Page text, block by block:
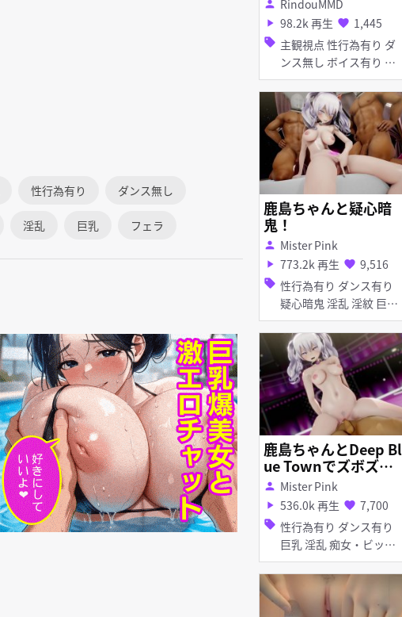
性行為有り ダンス無し
淫乱 巨乳 フェラ
person RindouMMD
play_arrow 98.2k 再生 favorite 1,445
sell 主観視点 性行為有り ダ
ンス無し ボイス有り ぽ
んぷ長式モデル イチャラ
ブ・あまあま 巨乳 フェ
ラ
鹿島ちゃんと疑心暗
鬼！
person Mister Pink
play_arrow 773.2k 再生 favorite 9,516
sell 性行為有り ダンス有り
疑心暗鬼 淫乱 淫紋 巨乳
痴女・ビッチ マイクロ水
着 オナニー 紳士ハンド
ぽんぷ長式モデル
鹿島ちゃんとDeep Bl
ue Townでズボズボ
っ！
person Mister Pink
play_arrow 536.0k 再生 favorite 7,700
sell 性行為有り ダンス有り
巨乳 淫乱 痴女・ビッチ
ぽんぷ長式モデル Deep
Blue Townへおいでよ